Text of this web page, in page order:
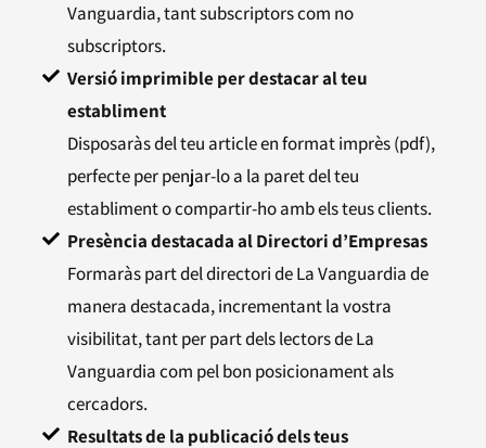
Vanguardia, tant subscriptors com no
subscriptors.
Versió imprimible per destacar al teu
establiment
Disposaràs del teu article en format imprès (pdf),
perfecte per penjar-lo a la paret del teu
establiment o compartir-ho amb els teus clients.
Presència destacada al Directori d’Empresas
Formaràs part del directori de La Vanguardia de
manera destacada, incrementant la vostra
visibilitat, tant per part dels lectors de La
Vanguardia com pel bon posicionament als
cercadors.
Resultats de la publicació dels teus